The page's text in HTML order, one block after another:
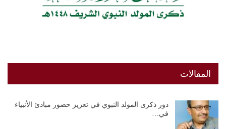
المقالات
دور ذكرى المولد النبوي في تعزيز حضور مبادئ الأنبياء
في…